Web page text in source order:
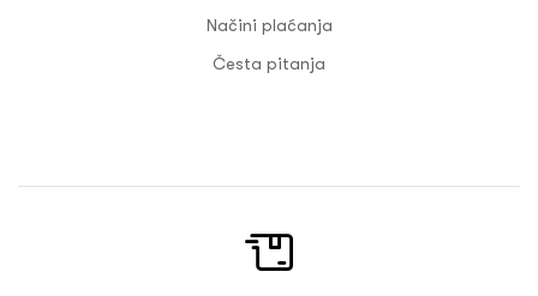
Načini plaćanja
Česta pitanja